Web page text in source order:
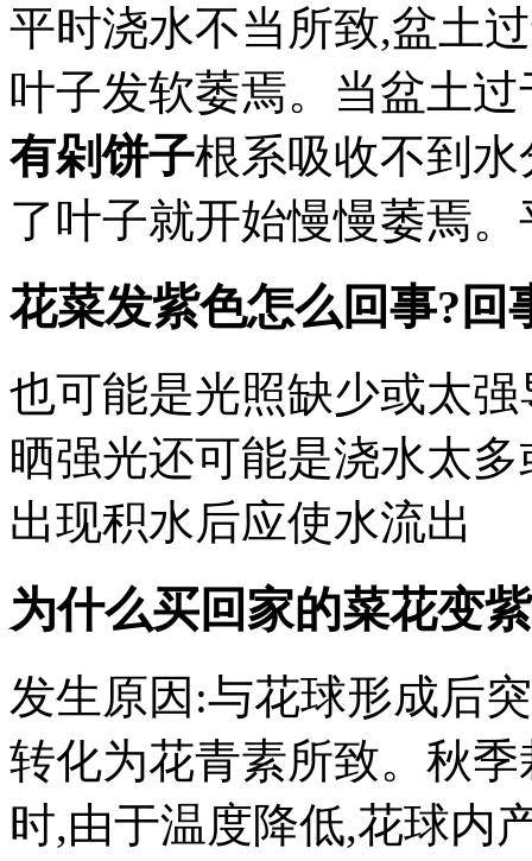
平时浇水不当所致,盆土
叶子发软萎焉。当盆土
有剁饼子根系吸收不到
了叶子就开始慢慢萎焉
花菜发紫色怎么回事?回
也可能是光照缺少或太
晒强光还可能是浇水太
出现积水后应使水流出
为什么买回家的菜花变
发生原因:与花球形成后
转化为花青素所致。秋
时,由于温度降低,花球内